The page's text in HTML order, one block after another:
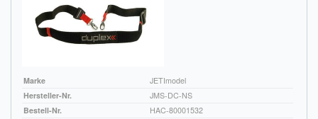
Marke
JETImodel
Hersteller-Nr.
JMS-DC-NS
Bestell-Nr.
HAC-80001532